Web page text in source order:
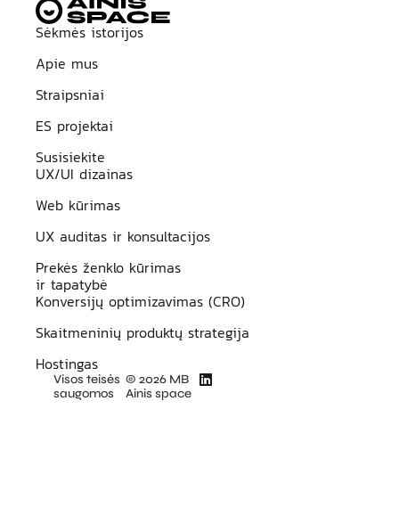
Sėkmės istorijos
Apie mus
Straipsniai
ES projektai
Susisiekite
UX/UI dizainas
Web kūrimas
UX auditas ir konsultacijos
Prekės ženklo kūrimas
ir tapatybė
Konversijų optimizavimas (CRO)
Skaitmeninių produktų strategija
Hostingas
Visos teisės
saugomos
© 2026 MB
Ainis space